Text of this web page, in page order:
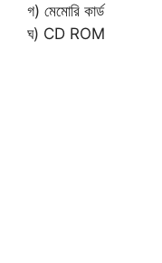
গ) মেমোরি কার্ড
ঘ) CD ROM